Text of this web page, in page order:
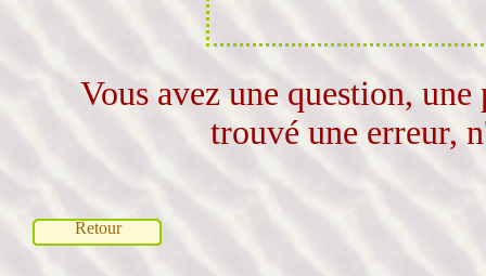
Vous avez une question,
trouvé une erreur,
Retour